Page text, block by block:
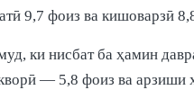
9,7 фоиз ва кишоварзӣ
ки нисбат ба ҳамин
— 5,8 фоиз ва арзиши